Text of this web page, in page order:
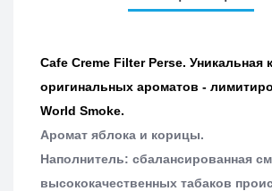
Cafe Creme Filter Perse. Уникальная
оригинальных ароматов -
World Smoke.
Аромат яблока и корицы.
Наполнитель: сбалансированная
высококачественных табаков